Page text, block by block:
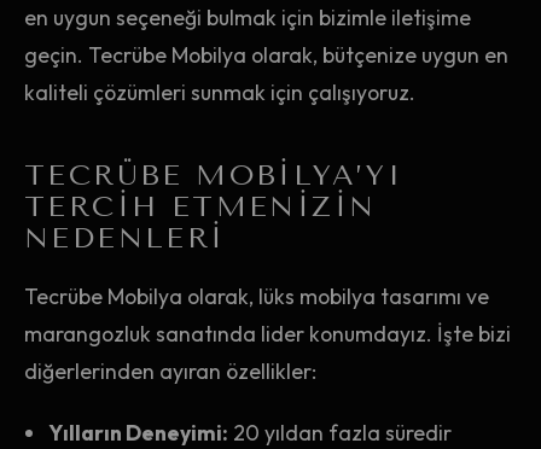
en uygun seçeneği bulmak için bizimle iletişime
geçin. Tecrübe Mobilya olarak, bütçenize uygun en
kaliteli çözümleri sunmak için çalışıyoruz.
TECRÜBE MOBILYA’YI
TERCIH ETMENIZIN
NEDENLERI
Tecrübe Mobilya olarak, lüks mobilya tasarımı ve
marangozluk sanatında lider konumdayız. İşte bizi
diğerlerinden ayıran özellikler:
Yılların Deneyimi: 20 yıldan fazla süredir